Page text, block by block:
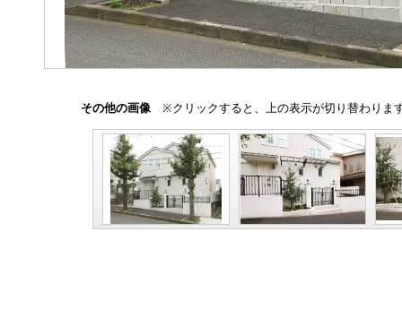
その他の画像 ※クリックすると、上の表示が切り替わりま